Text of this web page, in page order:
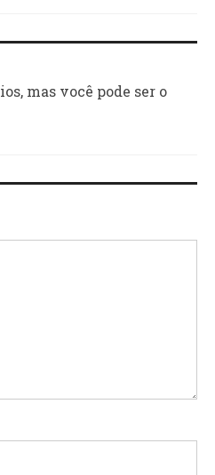
mas você pode ser o